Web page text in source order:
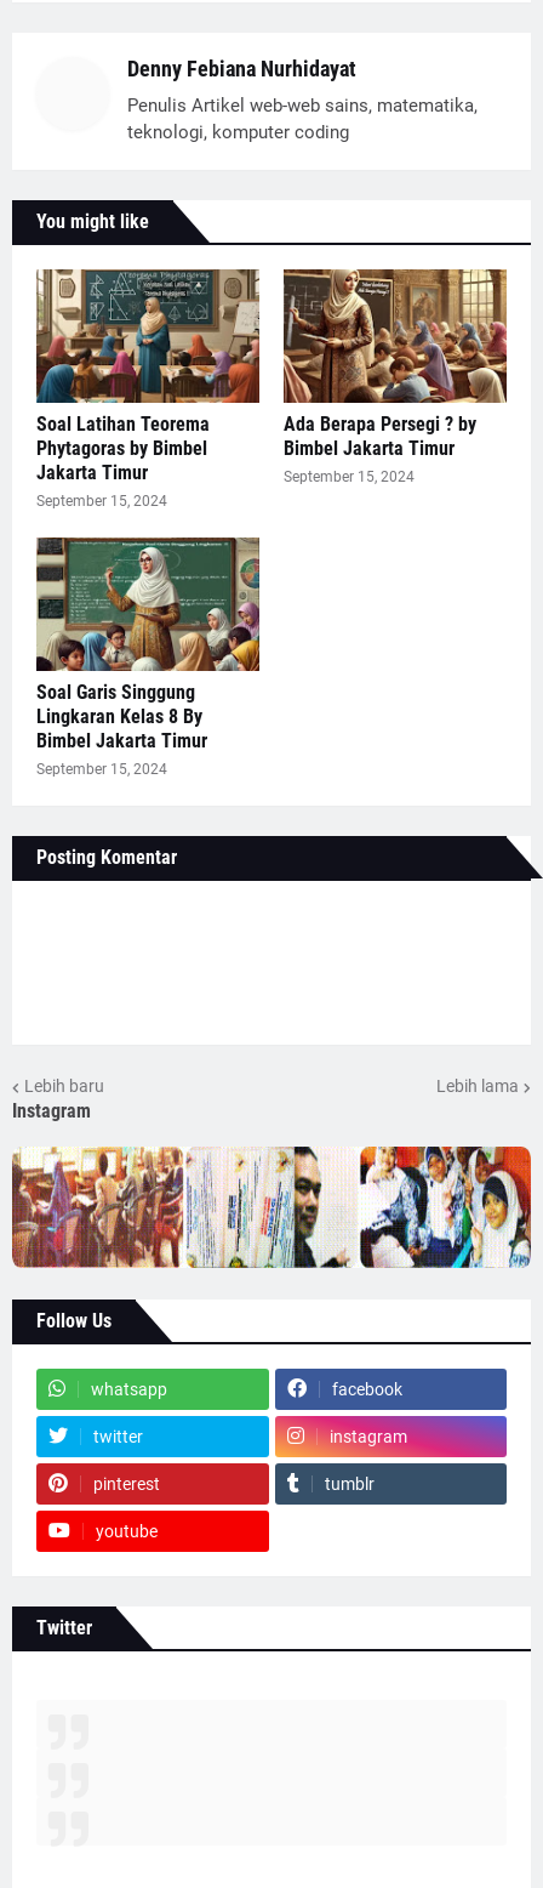
Denny Febiana Nurhidayat
Penulis Artikel web-web sains, matematika,
teknologi, komputer coding
You might like
Soal Latihan Teorema
Phytagoras by Bimbel
Jakarta Timur
September 15, 2024
Ada Berapa Persegi ? by
Bimbel Jakarta Timur
September 15, 2024
Soal Garis Singgung
Lingkaran Kelas 8 By
Bimbel Jakarta Timur
September 15, 2024
Posting Komentar
Lebih baru Lebih lama
Instagram
Follow Us
whatsapp facebook
twitter instagram
pinterest tumblr
youtube
Twitter